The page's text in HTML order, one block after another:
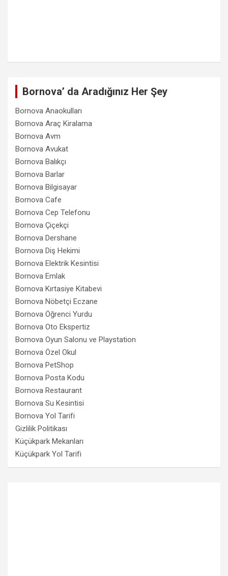
Bornova’ da Aradığınız Her Şey
Bornova Anaokulları
Bornova Araç Kiralama
Bornova Avm
Bornova Avukat
Bornova Balıkçı
Bornova Barlar
Bornova Bilgisayar
Bornova Cafe
Bornova Cep Telefonu
Bornova Çiçekçi
Bornova Dershane
Bornova Diş Hekimi
Bornova Elektrik Kesintisi
Bornova Emlak
Bornova Kırtasiye Kitabevi
Bornova Nöbetçi Eczane
Bornova Öğrenci Yurdu
Bornova Oto Ekspertiz
Bornova Oyun Salonu ve Playstation
Bornova Özel Okul
Bornova PetShop
Bornova Posta Kodu
Bornova Restaurant
Bornova Su Kesintisi
Bornova Yol Tarifi
Gizlilik Politikası
Küçükpark Mekanları
Küçükpark Yol Tarifi